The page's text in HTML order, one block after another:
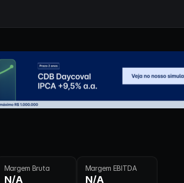
Margem Bruta
N/A
Margem EBITDA
N/A